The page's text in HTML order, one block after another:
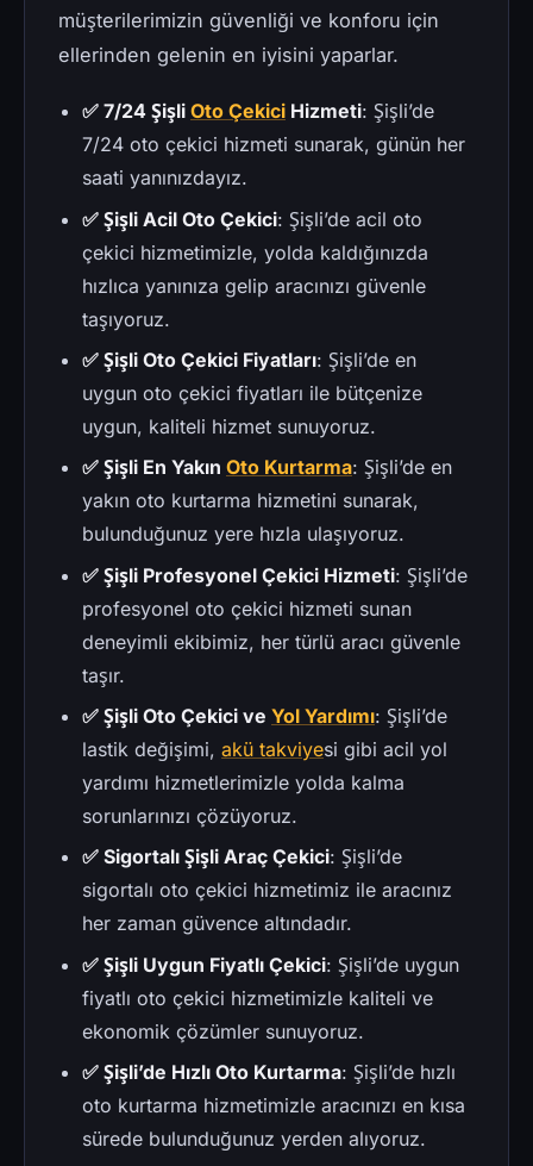
müşterilerimizin güvenliği ve konforu için
ellerinden gelenin en iyisini yaparlar.
✅ 7/24 Şişli Oto Çekici Hizmeti: Şişli’de
7/24 oto çekici hizmeti sunarak, günün her
saati yanınızdayız.
✅ Şişli Acil Oto Çekici: Şişli’de acil oto
çekici hizmetimizle, yolda kaldığınızda
hızlıca yanınıza gelip aracınızı güvenle
taşıyoruz.
✅ Şişli Oto Çekici Fiyatları: Şişli’de en
uygun oto çekici fiyatları ile bütçenize
uygun, kaliteli hizmet sunuyoruz.
✅ Şişli En Yakın Oto Kurtarma: Şişli’de en
yakın oto kurtarma hizmetini sunarak,
bulunduğunuz yere hızla ulaşıyoruz.
✅ Şişli Profesyonel Çekici Hizmeti: Şişli’de
profesyonel oto çekici hizmeti sunan
deneyimli ekibimiz, her türlü aracı güvenle
taşır.
✅ Şişli Oto Çekici ve Yol Yardımı: Şişli’de
lastik değişimi, akü takviyesi gibi acil yol
yardımı hizmetlerimizle yolda kalma
sorunlarınızı çözüyoruz.
✅ Sigortalı Şişli Araç Çekici: Şişli’de
sigortalı oto çekici hizmetimiz ile aracınız
her zaman güvence altındadır.
✅ Şişli Uygun Fiyatlı Çekici: Şişli’de uygun
fiyatlı oto çekici hizmetimizle kaliteli ve
ekonomik çözümler sunuyoruz.
✅ Şişli’de Hızlı Oto Kurtarma: Şişli’de hızlı
oto kurtarma hizmetimizle aracınızı en kısa
sürede bulunduğunuz yerden alıyoruz.